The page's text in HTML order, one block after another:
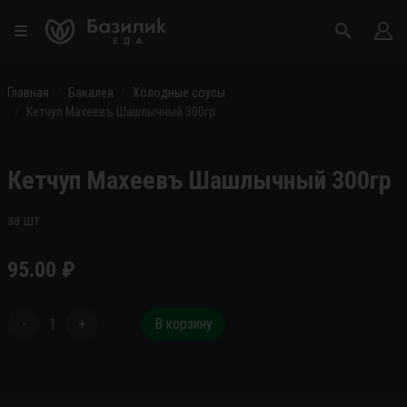
Главная Бакалея
Холодные соусы
Кетчуп Махеевъ Шашлычный 300гр
Кетчуп Махеевъ Шашлычный 300гр
за шт
95.00 ₽
- 1 + В корзину